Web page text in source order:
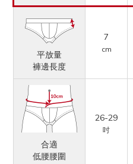
平放量
褲邊長度
7
cm
合適
低腰腰圍
26-29
吋